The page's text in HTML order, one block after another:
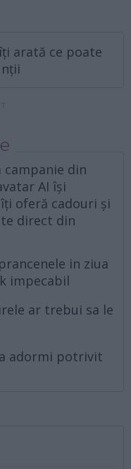
arată ce poate
campanie din
AI își
oferă cadouri și
direct din
in ziua
impecabil
ar trebui sa le
adormi potrivit